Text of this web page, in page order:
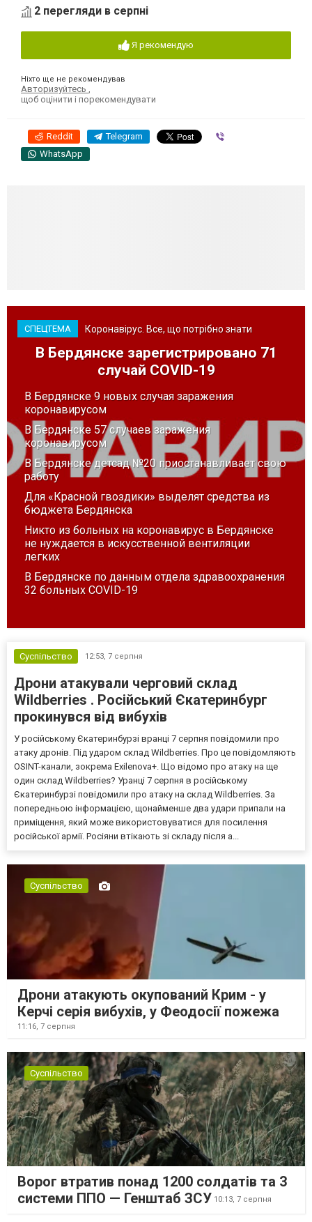
2 перегляди в серпні
Я рекомендую
Ніхто ще не рекомендував
Авторизуйтесь ,
щоб оцінити і порекомендувати
Reddit Telegram
WhatsApp
СПЕЦТЕМА Коронавірус. Все, що потрібно знати
В Бердянске зарегистрировано 71
случай COVID-19
В Бердянске 9 новых случая заражения
коронавирусом
В Бердянске 57 случаев заражения
коронавирусом
В Бердянске детсад №20 приостанавливает свою
работу
Для «Красной гвоздики» выделят средства из
бюджета Бердянска
Никто из больных на коронавирус в Бердянске
не нуждается в искусственной вентиляции
легких
В Бердянске по данным отдела здравоохранения
32 больных COVID-19
Суспільство 12:53, 7 серпня
Дрони атакували черговий склад
Wildberries . Російський Єкатеринбург
прокинувся від вибухів
У російському Єкатеринбурзі вранці 7 серпня повідомили про
атаку дронів. Під ударом склад Wildberries. Про це повідомляють
OSINT-канали, зокрема Exilenova+. Що відомо про атаку на ще
один склад Wildberries? Уранці 7 серпня в російському
Єкатеринбурзі повідомили про атаку на склад Wildberries. За
попередньою інформацією, щонайменше два удари припали на
приміщення, який може використовуватися для посилення
російської армії. Росіяни втікають зі складу після а...
Суспільство
Дрони атакують окупований Крим - у
Керчі серія вибухів, у Феодосії пожежа
11:16, 7 серпня
Суспільство
Ворог втратив понад 1200 солдатів та 3
системи ППО — Генштаб ЗСУ 10:13, 7 серпня